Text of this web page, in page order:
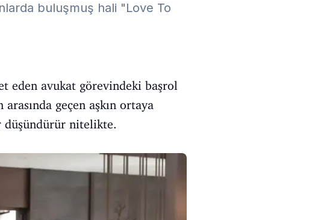
buluşmuş hali "Love To
eden avukat görevindeki başrol
geçen aşkın ortaya
düşündürür nitelikte.